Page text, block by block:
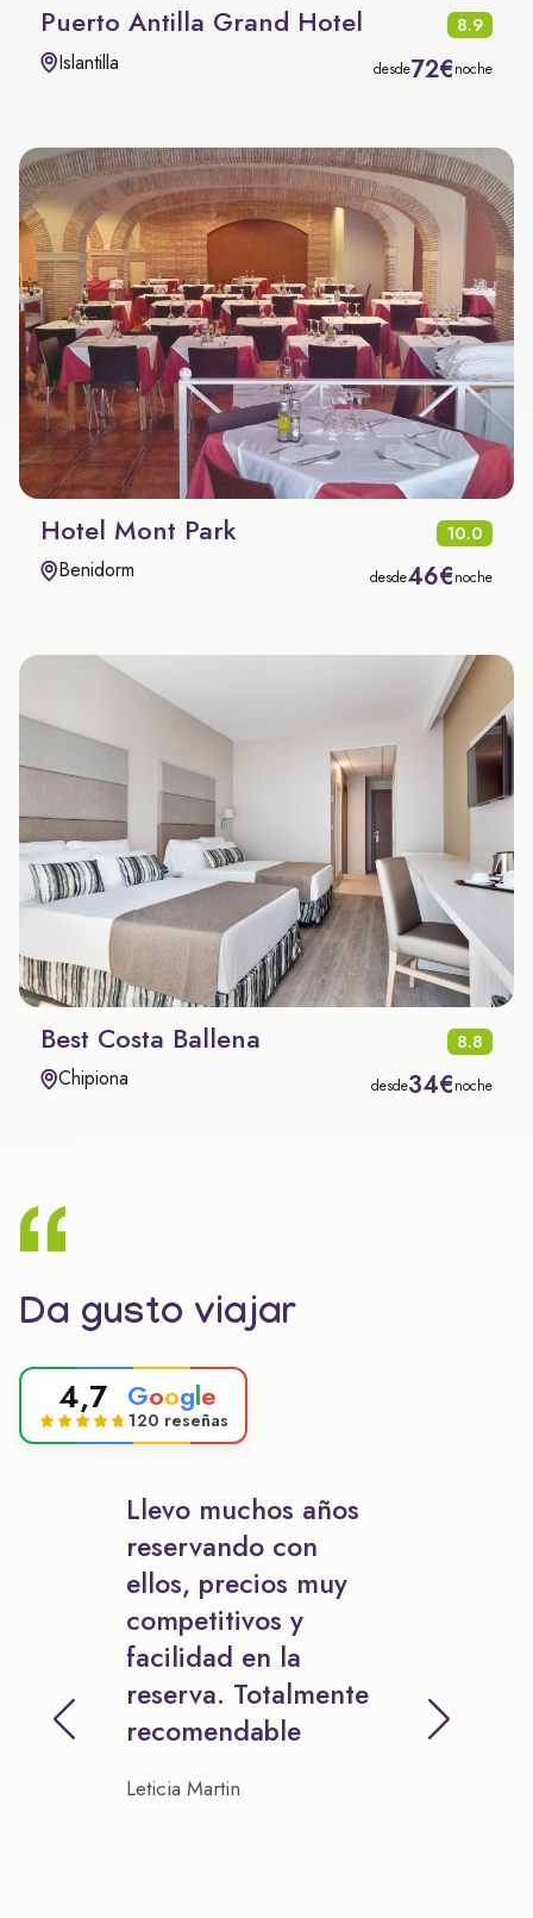
Puerto Antilla Grand Hotel 8.9
Islantilla desde72€noche
Hotel Mont Park 10.0
Benidorm desde46€noche
Best Costa Ballena 8.8
Chipiona desde34€noche
Da gusto viajar
4,7 Google
120 reseñas
Llevo muchos años
reservando con
ellos, precios muy
competitivos y
facilidad en la
reserva. Totalmente
recomendable
Leticia Martin